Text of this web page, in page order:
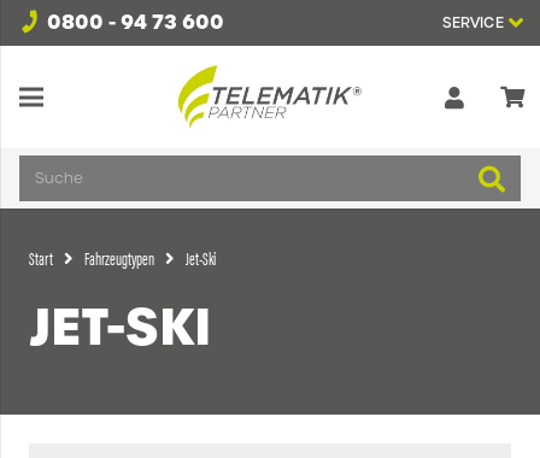
0800 - 94 73 600 SERVICE
Suche
Start Fahrzeugtypen Jet-Ski
JET-SKI